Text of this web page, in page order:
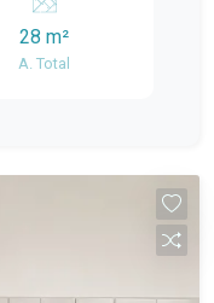
e
e
com uma
para
com
28 m²
A. Total